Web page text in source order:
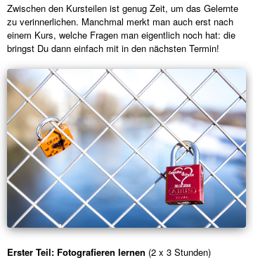
Zwischen den Kursteilen ist genug Zeit, um das Gelernte
zu verinnerlichen. Manchmal merkt man auch erst nach
einem Kurs, welche Fragen man eigentlich noch hat: die
bringst Du dann einfach mit in den nächsten Termin!
Erster Teil: Fotografieren lernen (2 x 3 Stunden)